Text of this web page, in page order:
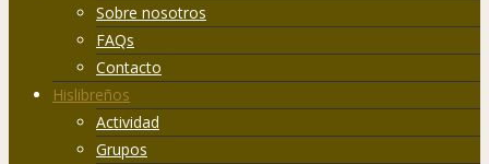
Sobre nosotros
FAQs
Contacto
Hislibreños
Actividad
Grupos